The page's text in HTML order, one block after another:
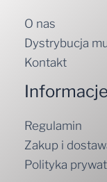
O nas
Dystrybucja
Kontakt
Informacje
Regulamin
Zakup i
Polityka